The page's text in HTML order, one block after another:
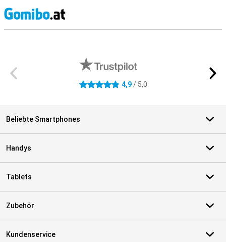
4.9 Sterne 4,9/ 5,0
Beliebte Smartphones
Handys
Tablets
Zubehör
Kundenservice